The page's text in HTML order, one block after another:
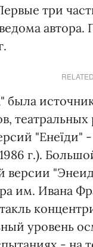
три
была
"Енеїди"
г.).
им. Ивана
уровень